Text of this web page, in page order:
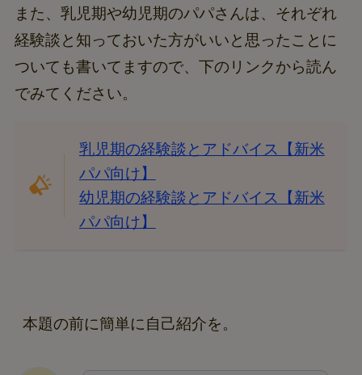
また、乳児期や幼児期のパパさんは、それぞれ
経験談と知っておいた方がいいと思ったことに
ついても書いてますので、下のリンクから読ん
でみてください。
乳児期の経験談とアドバイス【新米
パパ向け】
幼児期の経験談とアドバイス【新米
パパ向け】
本題の前に簡単に自己紹介を。